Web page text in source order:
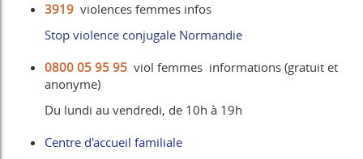
3919 violences femmes infos
Stop violence conjugale Normandie
0800 05 95 95 viol femmes informations (gratuit et
anonyme)
Du lundi au vendredi, de 10h à 19h
Centre d'accueil familiale